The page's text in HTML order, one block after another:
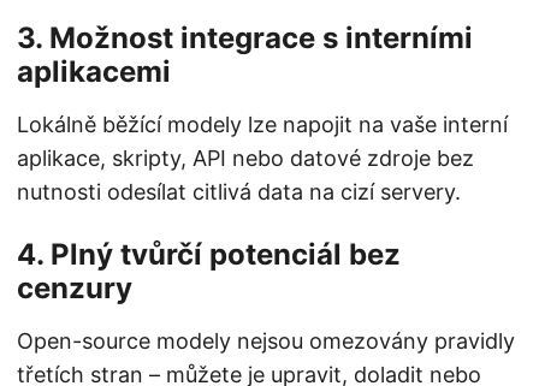
3. Možnost integrace s interními
aplikacemi
Lokálně běžící modely lze napojit na vaše interní
aplikace, skripty, API nebo datové zdroje bez
nutnosti odesílat citlivá data na cizí servery.
4. Plný tvůrčí potenciál bez
cenzury
Open-source modely nejsou omezovány pravidly
třetích stran – můžete je upravit, doladit nebo